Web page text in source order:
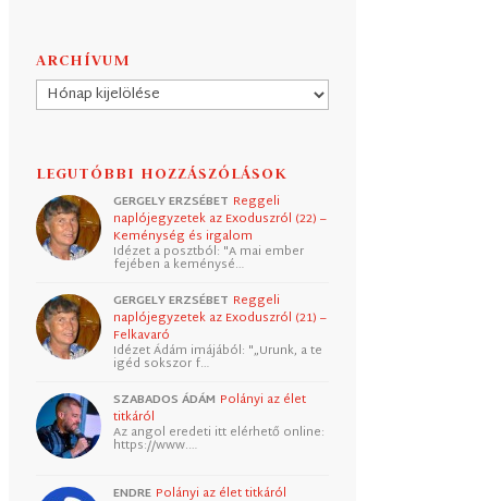
ARCHÍVUM
Archívum
LEGUTÓBBI HOZZÁSZÓLÁSOK
GERGELY ERZSÉBET Reggeli
naplójegyzetek az Exoduszról (22) –
Keménység és irgalom
Idézet a posztból: "A mai ember
fejében a keménysé…
GERGELY ERZSÉBET Reggeli
naplójegyzetek az Exoduszról (21) –
Felkavaró
Idézet Ádám imájából: "„Urunk, a te
igéd sokszor f…
SZABADOS ÁDÁM Polányi az élet
titkáról
Az angol eredeti itt elérhető online:
https://www.…
ENDRE Polányi az élet titkáról